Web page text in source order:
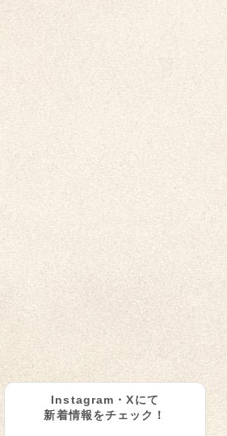
Instagram・Xにて
新着情報をチェック！